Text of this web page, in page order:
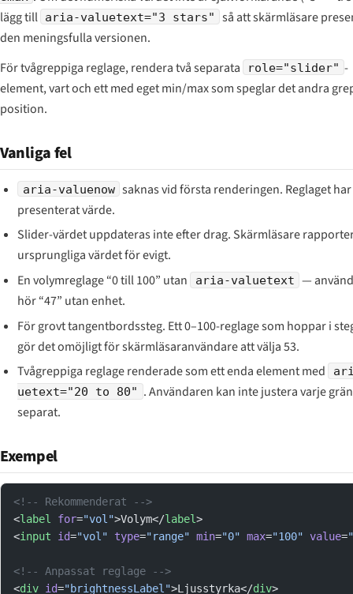
lägg till aria-valuetext="3 stars"
så att skärmläsare
den meningsfulla versionen.
För tvågreppiga reglage, rendera två separata
role="slider" -
element, vart och ett med eget min/max som speglar det andra
position.
Vanliga fel
aria-valuenow saknas vid första renderingen. Reglaget
presenterat värde.
Slider-värdet uppdateras inte efter drag. Skärmläsare
ursprungliga värdet för evigt.
En volymreglage “0 till 100” utan
aria-valuetext —
hör “47” utan enhet.
För grovt tangentbordssteg. Ett 0–100-reglage som hoppar i
gör det omöjligt för skärmläsaranvändare att välja 53.
Tvågreppiga reglage renderade som ett enda element med
uetext="20 to 80" . Användaren kan inte justera varje
separat.
Exempel
<!-- Rekommenderat -->
<label for="vol">Volym</label>
<input id="vol" type="range" min="0" max="100" value=
<!-- Anpassat reglage -->
<div id="brightnessLabel">Ljusstyrka</div>